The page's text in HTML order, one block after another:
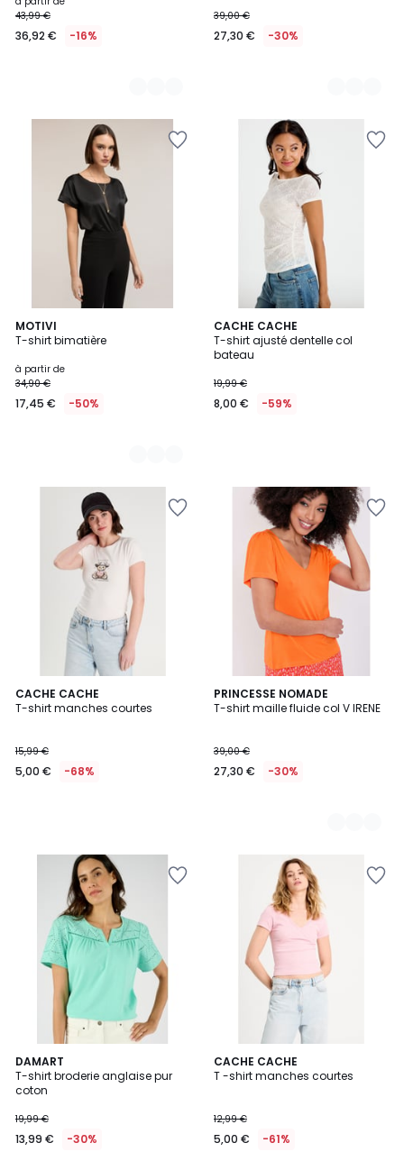
43,99 €
36,92 € -16%
39,00 €
27,30 € -30%
MOTIVI
T-shirt bimatière
à partir de
34,90 €
17,45 € -50%
9
Couleurs
CACHE CACHE
T-shirt ajusté dentelle col
bateau
19,99 €
8,00 € -59%
CACHE CACHE
T-shirt manches courtes
15,99 €
5,00 € -68%
PRINCESSE NOMADE
T-shirt maille fluide col V IRENE
39,00 €
27,30 € -30%
5
Couleurs
DAMART
T-shirt broderie anglaise pur
coton
19,99 €
13,99 € -30%
4,5
/ 5
CACHE CACHE
T -shirt manches courtes
12,99 €
5,00 € -61%
2
Couleurs